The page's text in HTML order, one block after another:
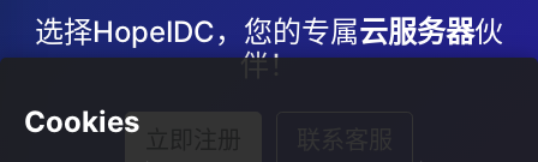
选择HopeIDC，您的专属云服务器伙
伴！
Cookies